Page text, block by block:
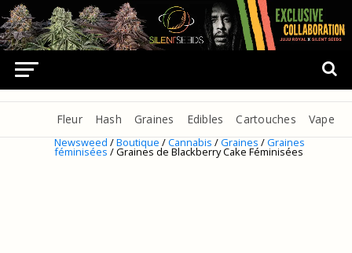
Fleur Hash Graines Edibles Cartouches Vape
Newsweed/Boutique/Cannabis/Graines/Graines
féminisées / Graines de Blackberry Cake Féminisées